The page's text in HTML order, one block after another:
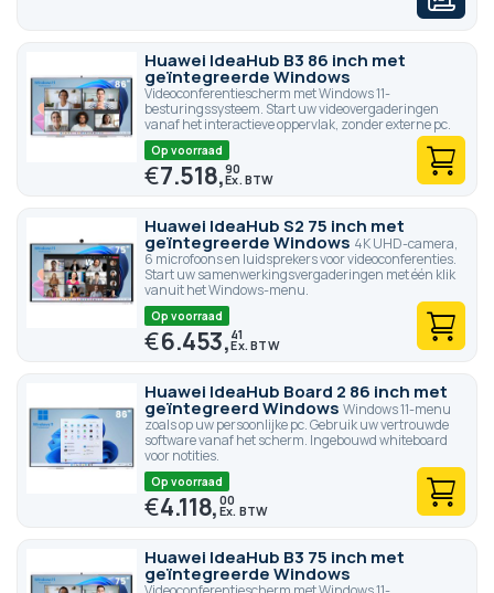
Huawei IdeaHub B3 86 inch met
geïntegreerde Windows
Videoconferentiescherm met Windows 11-
besturingssysteem. Start uw videovergaderingen
vanaf het interactieve oppervlak, zonder externe pc.
Op voorraad
€7.518,90
Huawei IdeaHub S2 75 inch met
geïntegreerde Windows 4K UHD-camera,
6 microfoons en luidsprekers voor videoconferenties.
Start uw samenwerkingsvergaderingen met één klik
vanuit het Windows-menu.
Op voorraad
€6.453,41
Huawei IdeaHub Board 2 86 inch met
geïntegreerd Windows Windows 11-menu
zoals op uw persoonlijke pc. Gebruik uw vertrouwde
software vanaf het scherm. Ingebouwd whiteboard
voor notities.
Op voorraad
€4.118,00
Huawei IdeaHub B3 75 inch met
geïntegreerde Windows